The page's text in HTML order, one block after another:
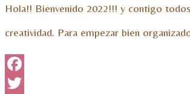
Hola!! Bienvenido 2022!!! y contigo
creatividad. Para empezar bien
Facebook